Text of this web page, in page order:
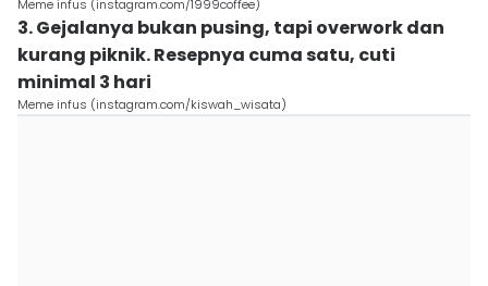
Meme infus (instagram.com/1999coffee)
3. Gejalanya bukan pusing, tapi overwork dan
kurang piknik. Resepnya cuma satu, cuti
minimal 3 hari
Meme infus (instagram.com/kiswah_wisata)